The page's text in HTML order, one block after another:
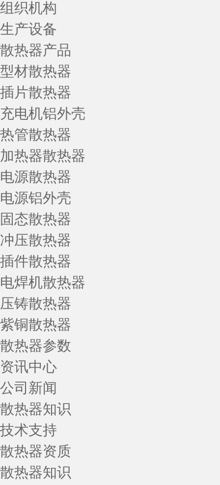
组织机构
生产设备
散热器产品
型材散热器
插片散热器
充电机铝外壳
热管散热器
加热器散热器
电源散热器
电源铝外壳
固态散热器
冲压散热器
插件散热器
电焊机散热器
压铸散热器
紫铜散热器
散热器参数
资讯中心
公司新闻
散热器知识
技术支持
散热器资质
散热器知识